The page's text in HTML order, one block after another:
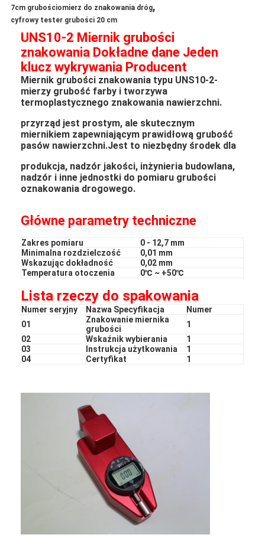
Pokaz VR
7cm grubościomierz do znakowania dróg,
cyfrowy tester grubości 20 cm
UNS10-2 Miernik grubości
znakowania Dokładne dane Jeden
klucz wykrywania Producent
Miernik grubości znakowania typu UNS10-2-
mierzy grubość farby i tworzywa
termoplastycznego znakowania nawierzchni.
przyrząd jest prostym, ale skutecznym
miernikiem zapewniającym prawidłową grubość
pasów nawierzchni.Jest to niezbędny środek dla
produkcja, nadzór jakości, inżynieria budowlana,
nadzór i inne jednostki do pomiaru grubości
oznakowania drogowego.
Główne parametry techniczne
Zakres pomiaru
0 - 12,7 mm
Minimalna rozdzielczość
0,01 mm
Wskazując dokładność
0,02 mm
Temperatura otoczenia
0℃ ~ +50℃
Lista rzeczy do spakowania
Numer seryjny Nazwa Specyfikacja
Numer
01
Znakowanie miernika
grubości
1
02
Wskaźnik wybierania
1
03
Instrukcja użytkowania
1
04
Certyfikat 1